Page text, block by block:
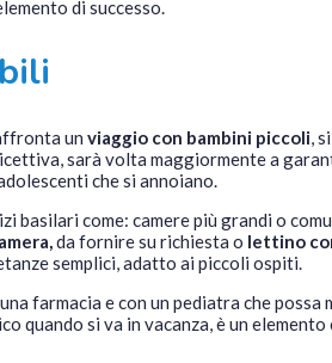
di successo.
un viaggio con bambini piccoli,
sarà volta maggiormente a
che si annoiano.
basilari come: camere più grandi o
da fornire su richiesta o lettino
semplici, adatto ai piccoli ospiti.
farmacia e con un pediatra che
si va in vacanza, è un elemento